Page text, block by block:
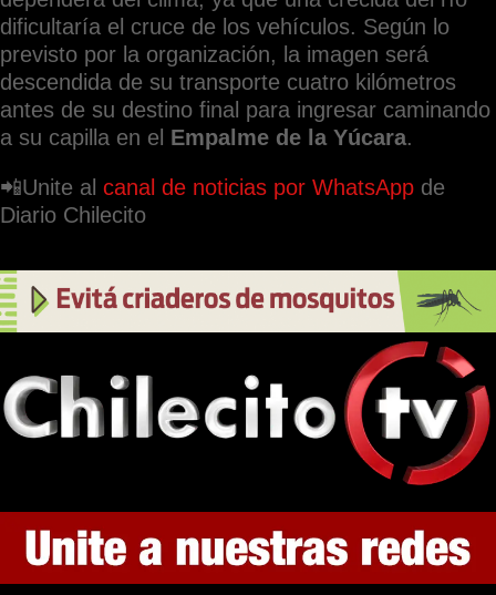
dificultaría el cruce de los vehículos. Según lo
previsto por la organización, la imagen será
descendida de su transporte cuatro kilómetros
antes de su destino final para ingresar caminando
a su capilla en el Empalme de la Yúcara.
📲Unite al canal de noticias por WhatsApp de
Diario Chilecito